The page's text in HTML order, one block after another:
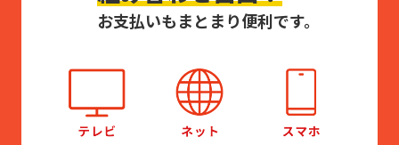
お支払いもまとまり便利です。